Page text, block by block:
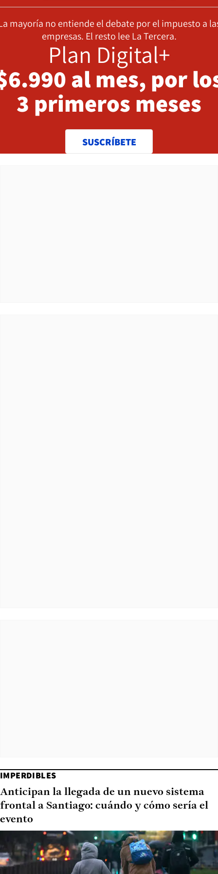
mayoría no entiende el debate por el impuesto a
empresas. El resto lee La Tercera.
Plan Digital+
al mes, por
3 primeros meses
SUSCRÍBETE
IMPERDIBLES
Anticipan la llegada de un nuevo sistema
frontal a Santiago: cuándo y cómo sería el
evento